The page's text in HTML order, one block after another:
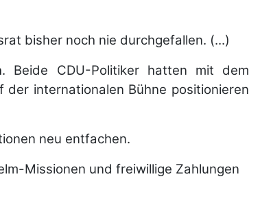
bisher noch nie durchgefallen. (...)
Beide CDU-Politiker hatten mit dem
der internationalen Bühne positionieren
neu entfachen.
Missionen und freiwillige Zahlungen